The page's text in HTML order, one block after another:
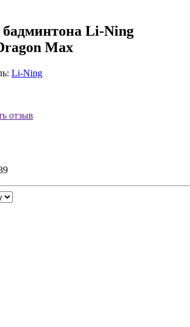
бадминтона Li-Ning
Max
Li-Ning
отзыв